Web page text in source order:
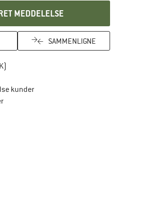
MEDDELELSE
SAMMENLIGNE
til returretten her Åbnes i en infoboks
kunder
certificeret - oplysningerne får du